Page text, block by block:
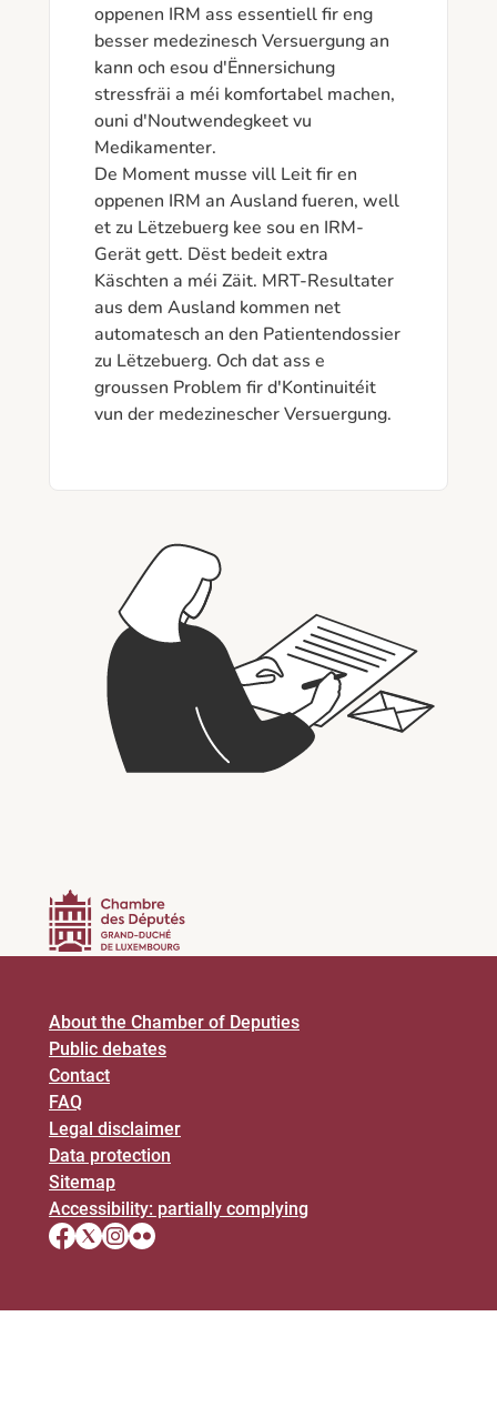
oppenen IRM ass essentiell fir eng
besser medezinesch Versuergung an
kann och esou d'Ënnersichung
stressfräi a méi komfortabel machen,
ouni d'Noutwendegkeet vu
Medikamenter.
De Moment musse vill Leit fir en
oppenen IRM an Ausland fueren, well
et zu Lëtzebuerg kee sou en IRM-
Gerät gett. Dëst bedeit extra
Käschten a méi Zäit. MRT-Resultater
aus dem Ausland kommen net
automatesch an den Patientendossier
zu Lëtzebuerg. Och dat ass e
groussen Problem fir d'Kontinuitéit
About the Chamber of Deputies
Public debates
Contact
FAQ
Legal disclaimer
Data protection
Sitemap
Accessibility: partially complying